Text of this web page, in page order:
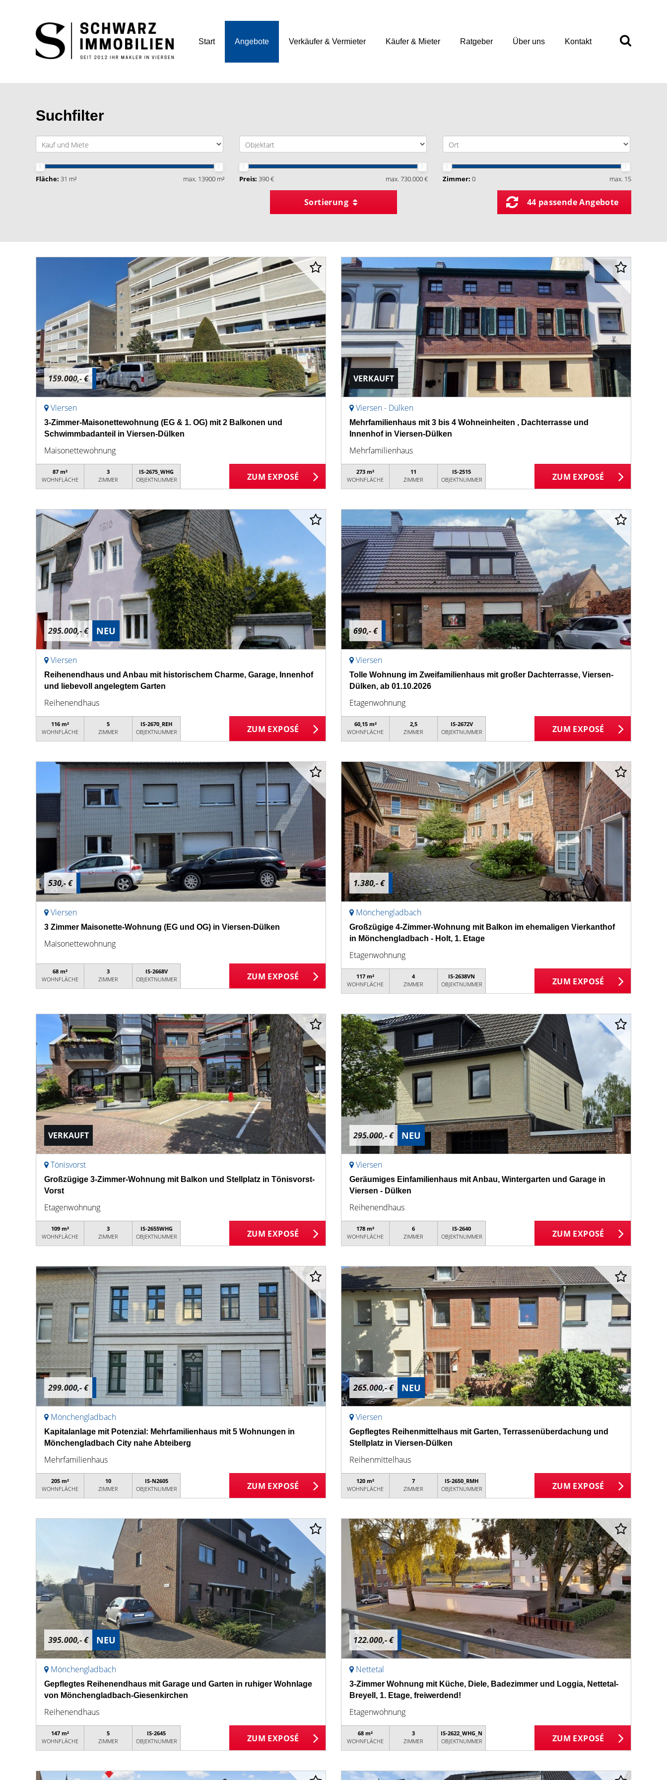
Start Angebote Verkäufer & Vermieter Käufer & Mieter Ratgeber Über uns Kontakt
Suchfilter
Fläche: 31 m² max. 13900 m² Preis: 390 € max. 730.000 € Zimmer: 0 max. 15
Sortierung 44 passende Angebote
159.000,- €
Viersen
3-Zimmer-Maisonettewohnung (EG & 1. OG) mit 2 Balkonen und
Schwimmbadanteil in Viersen-Dülken
Maisonettewohnung
87 m²
WOHNFLÄCHE
3
ZIMMER
IS-2675_WHG
OBJEKTNUMMER
ZUM EXPOSÉ
VERKAUFT
Viersen - Dülken
Mehrfamilienhaus mit 3 bis 4 Wohneinheiten , Dachterrasse und
Innenhof in Viersen-Dülken
Mehrfamilienhaus
273 m²
WOHNFLÄCHE
11
ZIMMER
IS-2515
OBJEKTNUMMER
ZUM EXPOSÉ
295.000,- € NEU
Viersen
Reihenendhaus und Anbau mit historischem Charme, Garage, Innenhof
und liebevoll angelegtem Garten
Reihenendhaus
116 m²
WOHNFLÄCHE
5
ZIMMER
IS-2670_REH
OBJEKTNUMMER
ZUM EXPOSÉ
690,- €
Viersen
Tolle Wohnung im Zweifamilienhaus mit großer Dachterrasse, Viersen-
Dülken, ab 01.10.2026
Etagenwohnung
60,15 m²
WOHNFLÄCHE
2,5
ZIMMER
IS-2672V
OBJEKTNUMMER
ZUM EXPOSÉ
530,- €
Viersen
3 Zimmer Maisonette-Wohnung (EG und OG) in Viersen-Dülken
Maisonettewohnung
68 m²
WOHNFLÄCHE
3
ZIMMER
IS-2668V
OBJEKTNUMMER
ZUM EXPOSÉ
1.380,- €
Mönchengladbach
Großzügige 4-Zimmer-Wohnung mit Balkon im ehemaligen Vierkanthof
in Mönchengladbach - Holt, 1. Etage
Etagenwohnung
117 m²
WOHNFLÄCHE
4
ZIMMER
IS-2638VN
OBJEKTNUMMER
ZUM EXPOSÉ
VERKAUFT
Tönisvorst
Großzügige 3-Zimmer-Wohnung mit Balkon und Stellplatz in Tönisvorst-
Vorst
Etagenwohnung
109 m²
WOHNFLÄCHE
3
ZIMMER
IS-2655WHG
OBJEKTNUMMER
ZUM EXPOSÉ
295.000,- € NEU
Viersen
Geräumiges Einfamilienhaus mit Anbau, Wintergarten und Garage in
Viersen - Dülken
Reihenendhaus
178 m²
WOHNFLÄCHE
6
ZIMMER
IS-2640
OBJEKTNUMMER
ZUM EXPOSÉ
299.000,- €
Mönchengladbach
Kapitalanlage mit Potenzial: Mehrfamilienhaus mit 5 Wohnungen in
Mönchengladbach City nahe Abteiberg
Mehrfamilienhaus
205 m²
WOHNFLÄCHE
10
ZIMMER
IS-N2605
OBJEKTNUMMER
ZUM EXPOSÉ
265.000,- € NEU
Viersen
Gepflegtes Reihenmittelhaus mit Garten, Terrassenüberdachung und
Stellplatz in Viersen-Dülken
Reihenmittelhaus
120 m²
WOHNFLÄCHE
7
ZIMMER
IS-2650_RMH
OBJEKTNUMMER
ZUM EXPOSÉ
395.000,- € NEU
Mönchengladbach
Gepflegtes Reihenendhaus mit Garage und Garten in ruhiger Wohnlage
von Mönchengladbach-Giesenkirchen
Reihenendhaus
147 m²
WOHNFLÄCHE
5
ZIMMER
IS-2645
OBJEKTNUMMER
ZUM EXPOSÉ
122.000,- €
Nettetal
3-Zimmer Wohnung mit Küche, Diele, Badezimmer und Loggia, Nettetal-
Breyell, 1. Etage, freiwerdend!
Etagenwohnung
68 m²
WOHNFLÄCHE
3
ZIMMER
IS-2622_WHG_N
OBJEKTNUMMER
ZUM EXPOSÉ